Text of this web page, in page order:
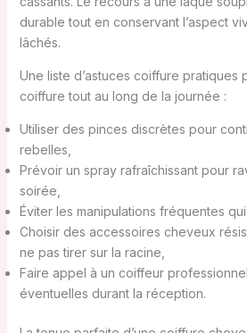
durable tout en conservant l’aspect
lâchés.
Une liste d’astuces coiffure pratiques
coiffure tout au long de la journée :
Utiliser des pinces discrètes pour
rebelles,
Prévoir un spray rafraîchissant pour
soirée,
Éviter les manipulations fréquentes
Choisir des accessoires cheveux
ne pas tirer sur la racine,
Faire appel à un coiffeur
éventuelles durant la réception.